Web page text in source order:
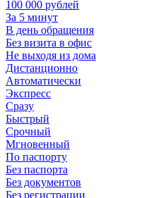
100 000 рублей
За 5 минут
В день обращения
Без визита в офис
Не выходя из дома
Дистанционно
Автоматически
Экспресс
Сразу
Быстрый
Срочный
Мгновенный
По паспорту
Без паспорта
Без документов
Без регистрации